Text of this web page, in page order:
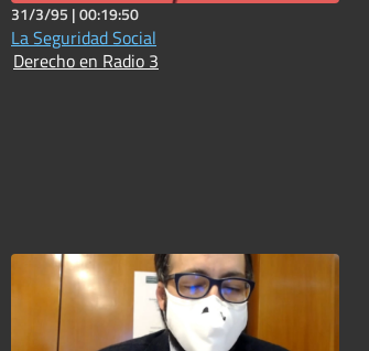
31/3/95 |00:19:50
La Seguridad Social
Derecho en Radio 3